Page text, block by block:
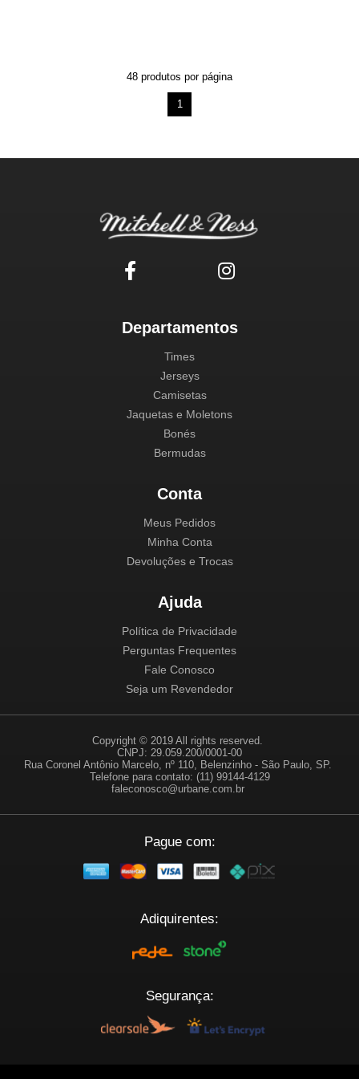
48 produtos por página
1
Departamentos
Times
Jerseys
Camisetas
Jaquetas e Moletons
Bonés
Bermudas
Conta
Meus Pedidos
Minha Conta
Devoluções e Trocas
Ajuda
Política de Privacidade
Perguntas Frequentes
Fale Conosco
Seja um Revendedor
Copyright © 2019 All rights reserved.
CNPJ: 29.059.200/0001-00
Rua Coronel Antônio Marcelo, nº 110, Belenzinho - São Paulo, SP.
Telefone para contato: (11) 99144-4129
faleconosco@urbane.com.br
Pague com:
Adiquirentes:
Segurança: